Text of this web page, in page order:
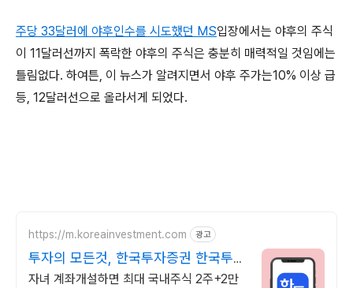
주당 33달러에 야후인수를 시도했던 MS입장에서는 야후의 주식
이 11달러선까지 폭락한 야후의 주식은 충분히 매력적일 것임에는
틀림없다. 하여튼, 이 뉴스가 알려지면서 야후 주가는10% 이상 급
등, 12달러선으로 올라서게 되었다.
https://m.koreainvestment.com 광고
투자의 모든것, 한국투자증권 한국투자
증권이 처음이라면?
자녀 계좌개설하면 최대 국내주식 2주+2만